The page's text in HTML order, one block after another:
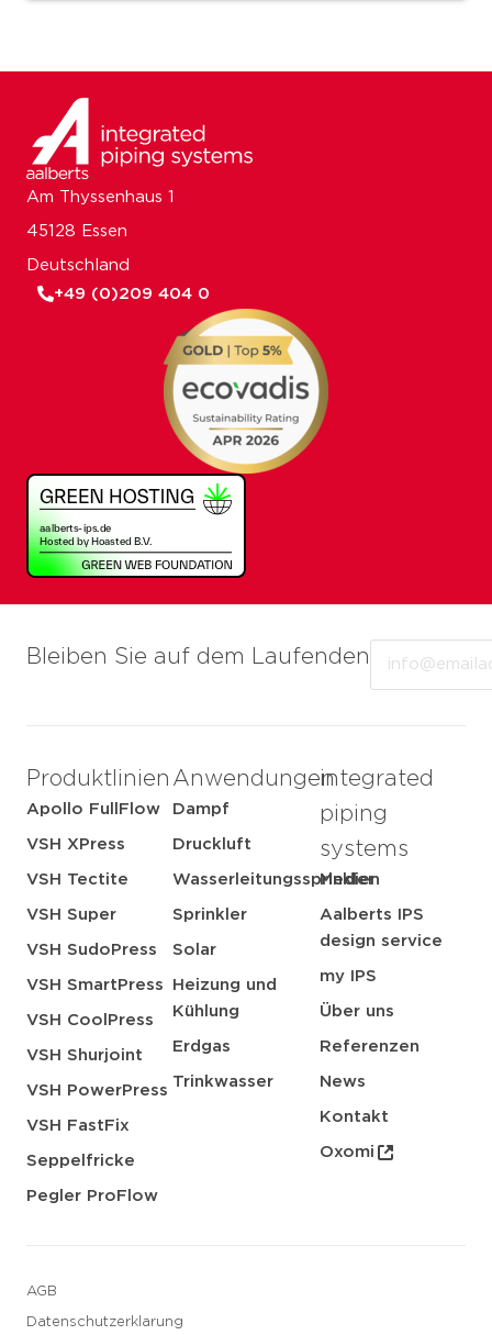
Bleiben Sie auf dem Laufenden
Produktlinien
Apollo FullFlow
VSH XPress
VSH Tectite
VSH Super
VSH SudoPress
VSH SmartPress
VSH CoolPress
VSH Shurjoint
VSH PowerPress
VSH FastFix
Seppelfricke
Pegler ProFlow
Anwendungen
Dampf
Druckluft
Wasserleitungssprinkler
Sprinkler
Solar
Heizung und
Kühlung
Erdgas
Trinkwasser
integrated
piping
systems
Medien
Aalberts IPS
design service
my IPS
Über uns
Referenzen
News
Kontakt
Oxomi
AGB
Datenschutzerklarung
Am Thyssenhaus 1
45128 Essen
Deutschland
+49 (0)209 404 0